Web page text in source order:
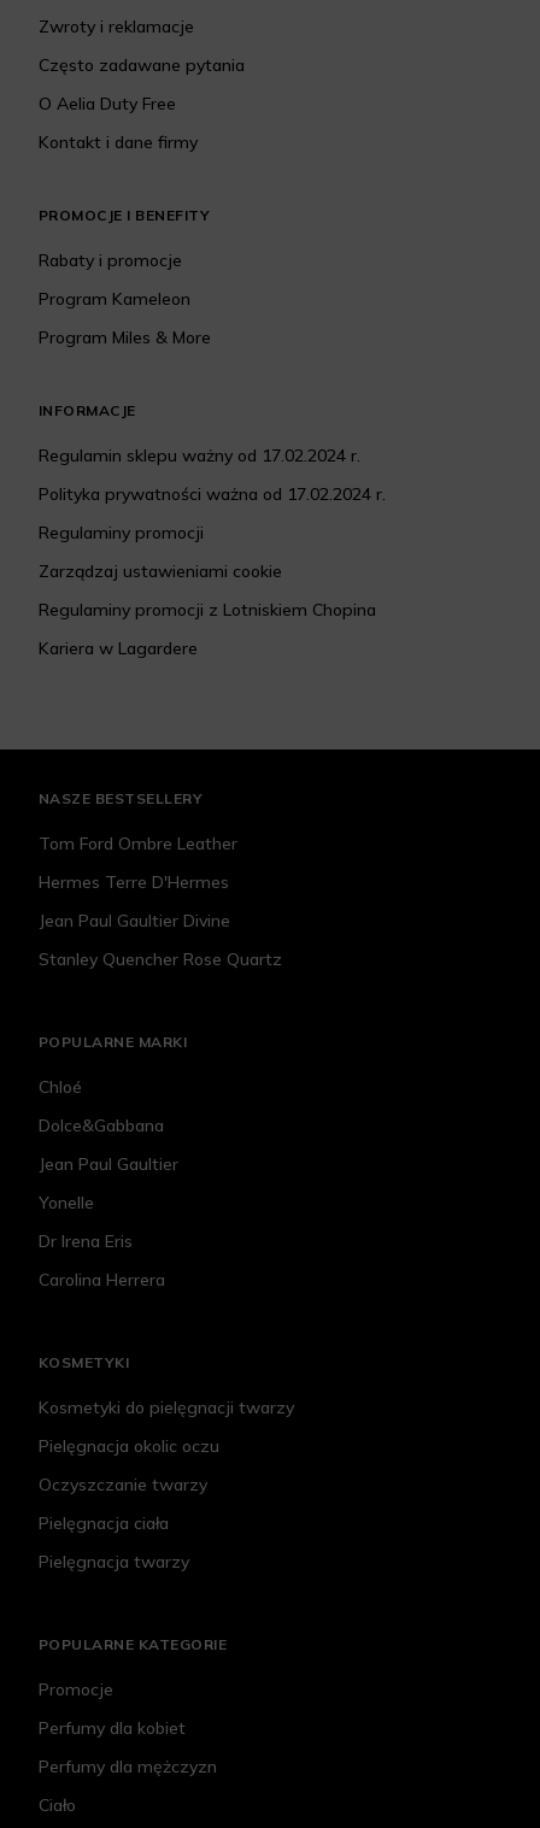
Zwroty i reklamacje
Często zadawane pytania
O Aelia Duty Free
Kontakt i dane firmy
PROMOCJE I BENEFITY
Rabaty i promocje
Program Kameleon
Program Miles & More
INFORMACJE
Regulamin sklepu ważny od 17.02.2024 r.
Polityka prywatności ważna od 17.02.2024 r.
Regulaminy promocji
Zarządzaj ustawieniami cookie
Regulaminy promocji z Lotniskiem Chopina
Kariera w Lagardere
NASZE BESTSELLERY
Tom Ford Ombre Leather
Hermes Terre D'Hermes
Jean Paul Gaultier Divine
Stanley Quencher Rose Quartz
POPULARNE MARKI
Chloé
Dolce&Gabbana
Jean Paul Gaultier
Yonelle
Dr Irena Eris
Carolina Herrera
KOSMETYKI
Kosmetyki do pielęgnacji twarzy
Pielęgnacja okolic oczu
Oczyszczanie twarzy
Pielęgnacja ciała
Pielęgnacja twarzy
POPULARNE KATEGORIE
Promocje
Perfumy dla kobiet
Perfumy dla mężczyzn
Ciało